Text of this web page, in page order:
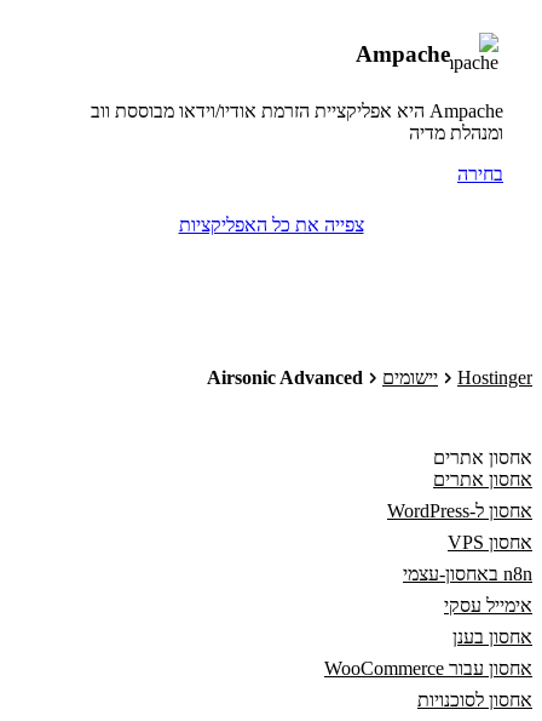
Ampache
Ampache היא אפליקציית הזרמת אודיו/וידאו מבוססת ווב
ומנהלת מדיה
בחירה
צפייה את כל האפליקציות
Hostinger יישומים Airsonic Advanced
אחסון אתרים
אחסון אתרים
אחסון ל-WordPress
אחסון VPS
n8n באחסון-עצמי
אימייל עסקי
אחסון בענן
אחסון עבור WooCommerce
אחסון לסוכנויות